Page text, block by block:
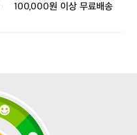
100,000원 이상 무료배송